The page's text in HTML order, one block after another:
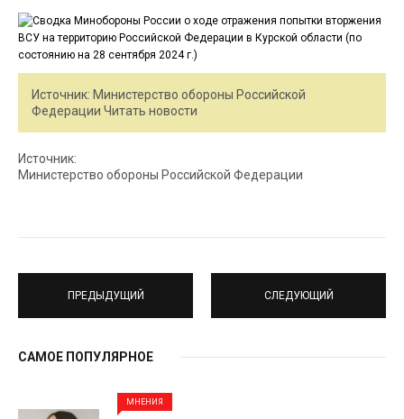
Источник: Министерство обороны Российской
Федерации Читать новости
Источник:
Министерство обороны Российской Федерации
ПРЕДЫДУЩИЙ СЛЕДУЮЩИЙ
САМОЕ ПОПУЛЯРНОЕ
МНЕНИЯ